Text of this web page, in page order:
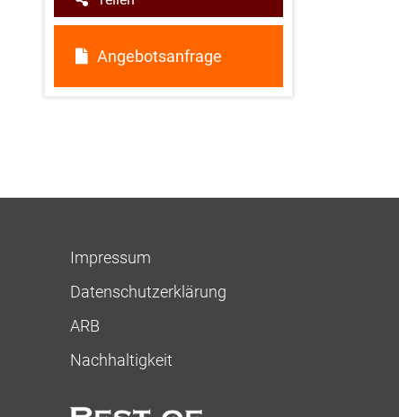
Angebotsanfrage
Impressum
Datenschutzerklärung
ARB
Nachhaltigkeit